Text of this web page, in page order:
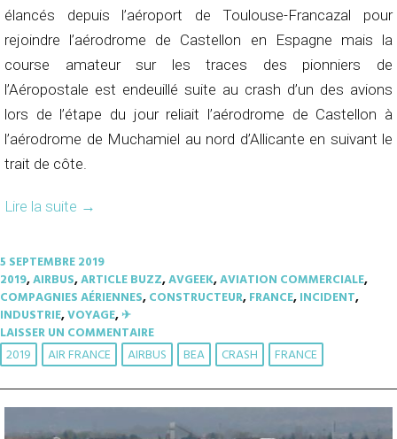
élancés depuis l’aéroport de Toulouse-Francazal pour
rejoindre l’aérodrome de Castellon en Espagne mais la
course amateur sur les traces des pionniers de
l’Aéropostale est endeuillé suite au crash d’un des avions
lors de l’étape du jour reliait l’aérodrome de Castellon à
l’aérodrome de Muchamiel au nord d’Allicante en suivant le
trait de côte.
Lire la suite →
5 SEPTEMBRE 2019
2019,AIRBUS,ARTICLE BUZZ,AVGEEK,AVIATION COMMERCIALE,
COMPAGNIES AÉRIENNES,CONSTRUCTEUR,FRANCE,INCIDENT,
INDUSTRIE,VOYAGE,✈︎
LAISSER UN COMMENTAIRE
2019 AIR FRANCE AIRBUS BEA CRASH FRANCE